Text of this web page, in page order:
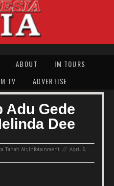
ABOUT
IM TOURS
TV ADVERTISE
Adu Gede
Dee
Tanah Air, Infotainment // April 6,